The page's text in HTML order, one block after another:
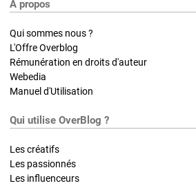
A propos
Qui sommes nous ?
L'Offre Overblog
Rémunération en droits d'auteur
Webedia
Manuel d'Utilisation
Qui utilise OverBlog ?
Les créatifs
Les passionnés
Les influenceurs